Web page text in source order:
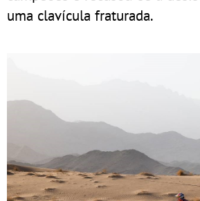
uma clavícula fraturada.